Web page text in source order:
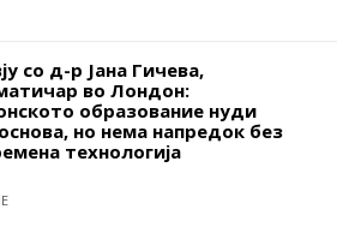
со д-р Јана Гичева,
во Лондон:
образование нуди
но нема напредок без
технологија